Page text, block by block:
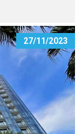
27/11/2023